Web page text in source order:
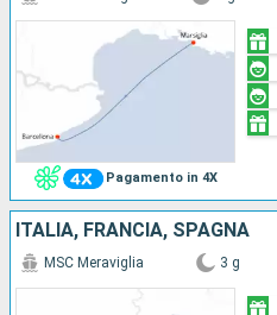
Pagamento in 4X
ITALIA, FRANCIA, SPAGNA
MSC Meraviglia 3 g